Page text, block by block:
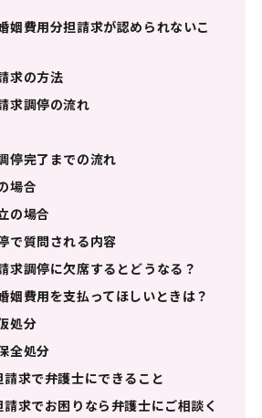
姻費用分担請求が認められないこ
求の方法
求調停の流れ
停完了までの流れ
場合
の場合
で質問される内容
求調停に欠席するとどうなる？
姻費用を支払ってほしいときは？
処分
全処分
求で弁護士にできること
求でお困りなら弁護士にご相談く